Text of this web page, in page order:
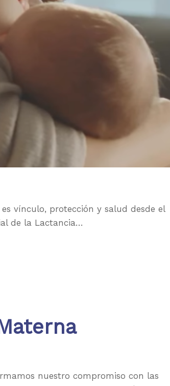
vínculo, protección y salud desde el
de la Lactancia…
nuestro compromiso con las